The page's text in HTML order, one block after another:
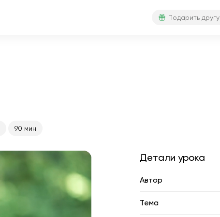
Подарить другу
90 мин
01:44
Детали урока
Автор
Тема